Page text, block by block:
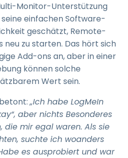
Monitor-Unterstützung
einfachen Software-
geschätzt, Remote-
zu starten. Das hört sich
Add-ons an, aber in einer
können solche
Wert sein.
betont:„Ich habe LogMeIn
aber nichts Besonderes
die mir egal waren. Als sie
suchte ich woanders
es ausprobiert und war